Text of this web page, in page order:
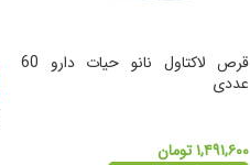
قرص لاکتاول نانو حیات دارو 60
عددی
۱,۴۹۱,۶۰۰تومان